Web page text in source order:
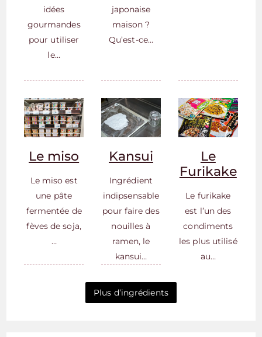
idées
gourmandes
pour utiliser
le…
japonaise
maison ?
Qu’est-ce…
Le miso
Le miso est
une pâte
fermentée de
fèves de soja,
…
Kansui
Ingrédient
indipsensable
pour faire des
nouilles à
ramen, le
kansui…
Le
Furikake
Le furikake
est l’un des
condiments
les plus utilisé
au…
Plus d’ingrédients